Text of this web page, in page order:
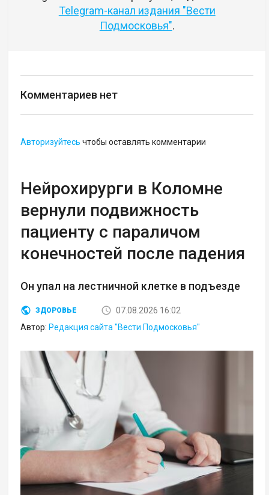
Telegram-канал издания "Вести
Подмосковья".
Комментариев нет
Авторизуйтесь чтобы оставлять комментарии
Нейрохирурги в Коломне
вернули подвижность
пациенту с параличом
конечностей после падения
Он упал на лестничной клетке в подъезде
ЗДОРОВЬЕ
07.08.2026 16:02
Автор: Редакция сайта "Вести Подмосковья"